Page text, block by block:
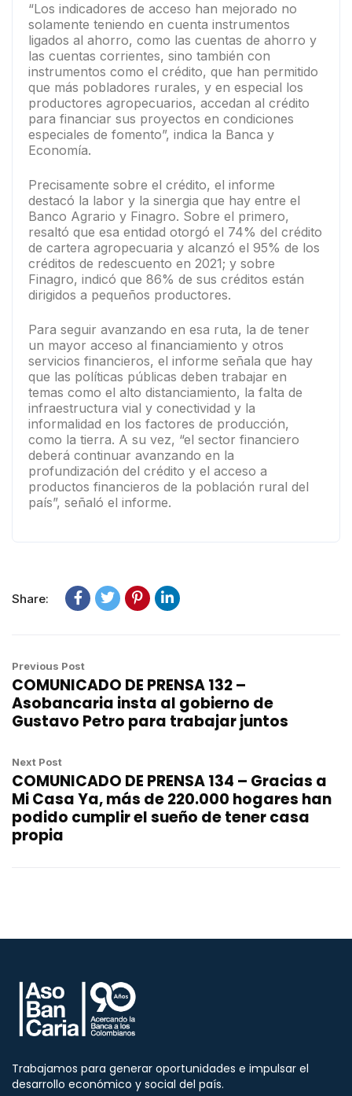
“Los indicadores de acceso han mejorado no
solamente teniendo en cuenta instrumentos
ligados al ahorro, como las cuentas de ahorro y
las cuentas corrientes, sino también con
instrumentos como el crédito, que han permitido
que más pobladores rurales, y en especial los
productores agropecuarios, accedan al crédito
para financiar sus proyectos en condiciones
especiales de fomento”, indica la Banca y
Economía.
Precisamente sobre el crédito, el informe
destacó la labor y la sinergia que hay entre el
Banco Agrario y Finagro. Sobre el primero,
resaltó que esa entidad otorgó el 74% del crédito
de cartera agropecuaria y alcanzó el 95% de los
créditos de redescuento en 2021; y sobre
Finagro, indicó que 86% de sus créditos están
dirigidos a pequeños productores.
Para seguir avanzando en esa ruta, la de tener
un mayor acceso al financiamiento y otros
servicios financieros, el informe señala que hay
que las políticas públicas deben trabajar en
temas como el alto distanciamiento, la falta de
infraestructura vial y conectividad y la
informalidad en los factores de producción,
como la tierra. A su vez, “el sector financiero
deberá continuar avanzando en la
profundización del crédito y el acceso a
productos financieros de la población rural del
país”, señaló el informe.
Share:
Previous Post
COMUNICADO DE PRENSA 132 –
Asobancaria insta al gobierno de
Gustavo Petro para trabajar juntos
Next Post
COMUNICADO DE PRENSA 134 – Gracias a
Mi Casa Ya, más de 220.000 hogares han
podido cumplir el sueño de tener casa
propia
Trabajamos para generar oportunidades e impulsar el
desarrollo económico y social del país.